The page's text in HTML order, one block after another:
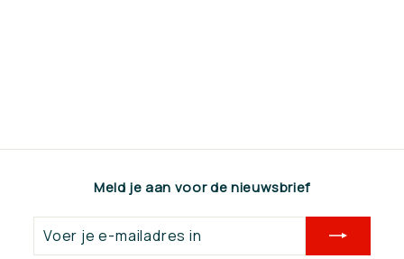
,
Meld je aan voor de nieuwsbrief
je